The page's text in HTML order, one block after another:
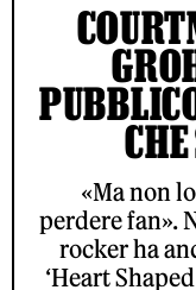
«Ma non
perdere fan».
rocker ha
‘Heart